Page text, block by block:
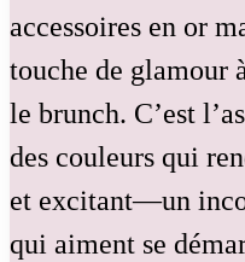
accessoires en or
touche de glamour
le brunch. C’est
des couleurs qui
et excitant—un
qui aiment se